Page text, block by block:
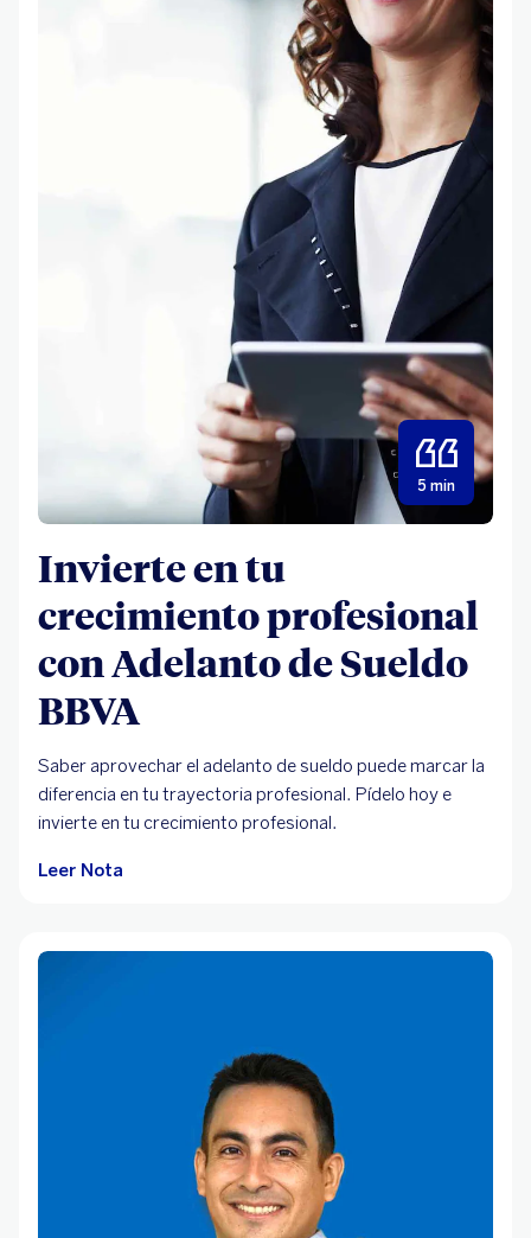
5 min
Invierte en tu
crecimiento profesional
con Adelanto de Sueldo
BBVA
Saber aprovechar el adelanto de sueldo puede marcar la
diferencia en tu trayectoria profesional. Pídelo hoy e
invierte en tu crecimiento profesional.
Leer Nota